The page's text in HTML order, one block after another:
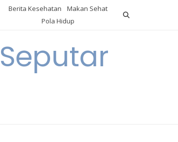
Berita Kesehatan
Makan Sehat
Pola Hidup